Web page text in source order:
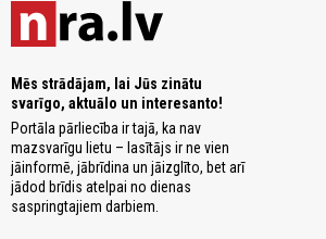
Mēs strādājam, lai Jūs zinātu
svarīgo, aktuālo un interesanto!
Portāla pārliecība ir tajā, ka nav
mazsvarīgu lietu – lasītājs ir ne vien
jāinformē, jābrīdina un jāizglīto, bet arī
jādod brīdis atelpai no dienas
saspringtajiem darbiem.